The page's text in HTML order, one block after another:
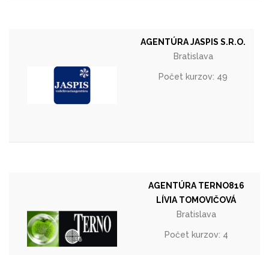
AGENTÚRA JASPIS S.R.O.
Bratislava
Počet kurzov: 49
AGENTÚRA TERNO816
LÍVIA TOMOVIČOVÁ
Bratislava
Počet kurzov: 4